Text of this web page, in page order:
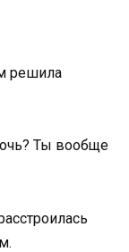
решила
Ты вообще